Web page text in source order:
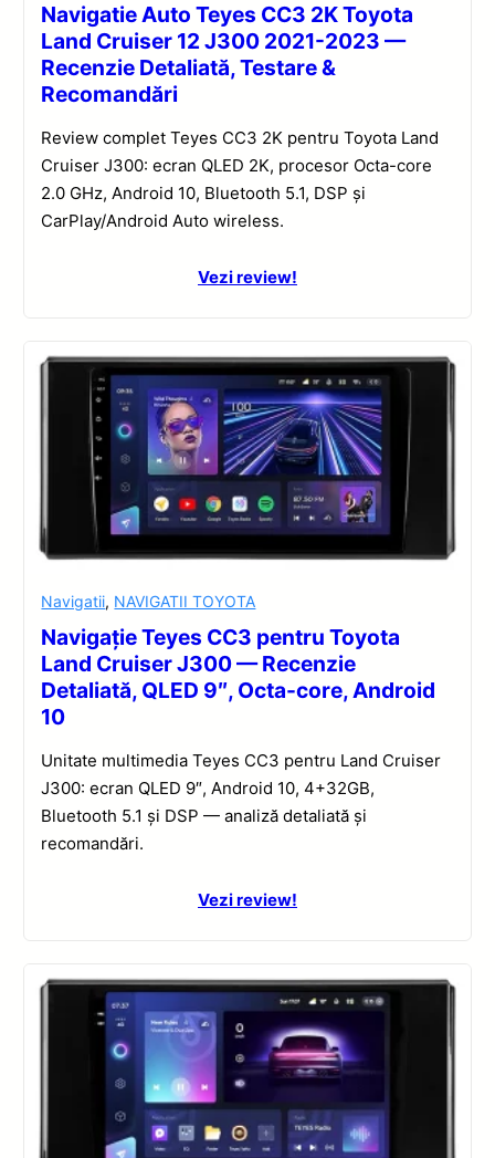
Navigatie Auto Teyes CC3 2K Toyota
Land Cruiser 12 J300 2021-2023 —
Recenzie Detaliată, Testare &
Recomandări
Review complet Teyes CC3 2K pentru Toyota Land
Cruiser J300: ecran QLED 2K, procesor Octa-core
2.0 GHz, Android 10, Bluetooth 5.1, DSP și
CarPlay/Android Auto wireless.
Vezi review!
Navigatii, NAVIGATII TOYOTA
Navigație Teyes CC3 pentru Toyota
Land Cruiser J300 — Recenzie
Detaliată, QLED 9″, Octa-core, Android
10
Unitate multimedia Teyes CC3 pentru Land Cruiser
J300: ecran QLED 9″, Android 10, 4+32GB,
Bluetooth 5.1 și DSP — analiză detaliată și
recomandări.
Vezi review!